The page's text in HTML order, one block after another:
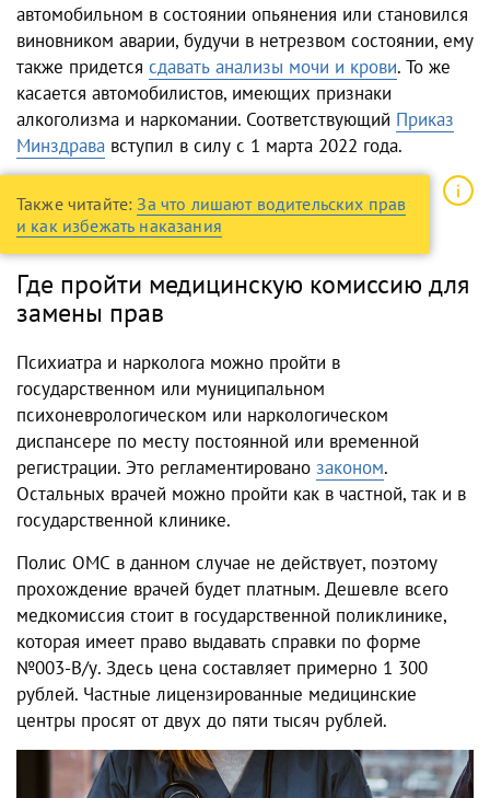
автомобильном в состоянии опьянения или становился
виновником аварии, будучи в нетрезвом состоянии, ему
также придется сдавать анализы мочи и крови. То же
касается автомобилистов, имеющих признаки
алкоголизма и наркомании. Соответствующий Приказ
Минздрава вступил в силу с 1 марта 2022 года.
Также читайте:За что лишают водительских прав
и как избежать наказания
Где пройти медицинскую комиссию для
замены прав
Психиатра и нарколога можно пройти в
государственном или муниципальном
психоневрологическом или наркологическом
диспансере по месту постоянной или временной
регистрации. Это регламентировано законом.
Остальных врачей можно пройти как в частной, так и в
государственной клинике.
Полис ОМС в данном случае не действует, поэтому
прохождение врачей будет платным. Дешевле всего
медкомиссия стоит в государственной поликлинике,
которая имеет право выдавать справки по форме
№003-В/у. Здесь цена составляет примерно 1 300
рублей. Частные лицензированные медицинские
центры просят от двух до пяти тысяч рублей.